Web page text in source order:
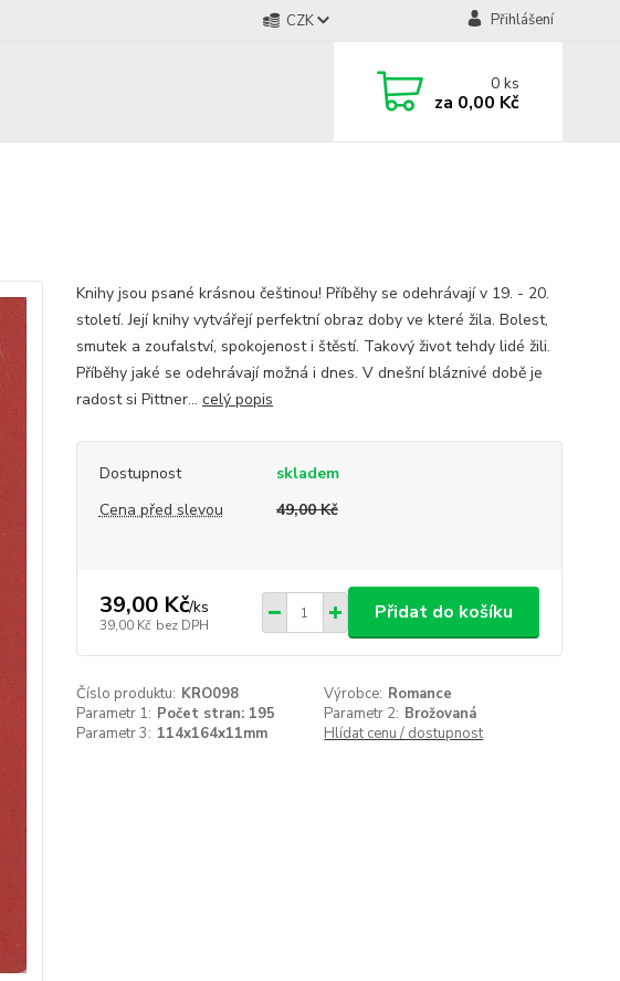
CZK Přihlášení
0ks
za 0,00 Kč
Knihy jsou psané krásnou češtinou! Příběhy se odehrávají v 19. - 20.
století. Její knihy vytvářejí perfektní obraz doby ve které žila. Bolest,
smutek a zoufalství, spokojenost i štěstí. Takový život tehdy lidé žili.
Příběhy jaké se odehrávají možná i dnes. V dnešní bláznivé době je
radost si Pittner... celý popis
Dostupnost
skladem
Cena před slevou
49,00 Kč
39,00 Kč/ks
39,00 Kč bez DPH
Přidat do košíku
Číslo produktu: KRO098 Výrobce: Romance
Parametr 1: Počet stran: 195 Parametr 2: Brožovaná
Parametr 3: 114x164x11mm Hlídat cenu / dostupnost